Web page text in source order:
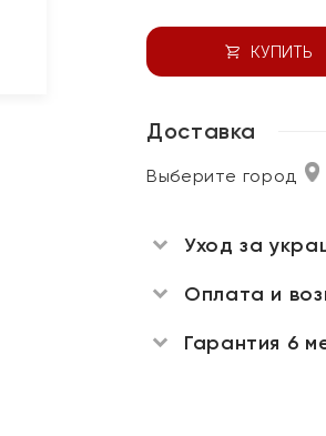
КУПИТЬ
Доставка
Выберите город
Уход за
Оплата и
Гарантия 6